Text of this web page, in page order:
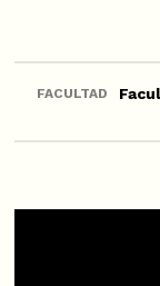
FACULTAD